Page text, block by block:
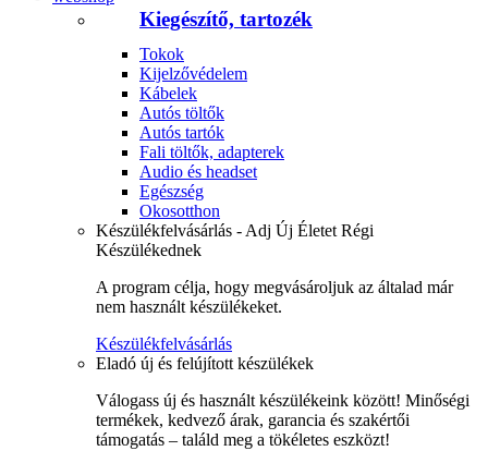
Kiegészítő, tartozék
Tokok
Kijelzővédelem
Kábelek
Autós töltők
Autós tartók
Fali töltők, adapterek
Audio és headset
Egészség
Okosotthon
Készülékfelvásárlás - Adj Új Életet Régi
Készülékednek
A program célja, hogy megvásároljuk az általad már
nem használt készülékeket.
Készülékfelvásárlás
Eladó új és felújított készülékek
Válogass új és használt készülékeink között! Minőségi
termékek, kedvező árak, garancia és szakértői
támogatás – találd meg a tökéletes eszközt!